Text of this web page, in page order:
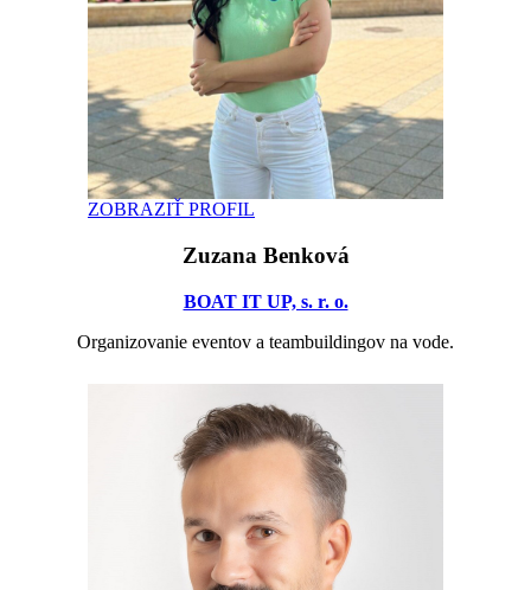
ZOBRAZIŤ PROFIL
Zuzana Benková
BOAT IT UP, s. r. o.
Organizovanie eventov a teambuildingov na vode.